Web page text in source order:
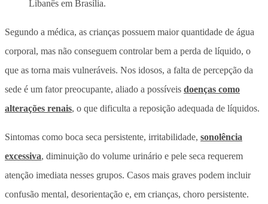
Libanês em Brasília.
Segundo a médica, as crianças possuem maior quantidade de água
corporal, mas não conseguem controlar bem a perda de líquido, o
que as torna mais vulneráveis. Nos idosos, a falta de percepção da
sede é um fator preocupante, aliado a possíveis doenças como
alterações renais, o que dificulta a reposição adequada de líquidos.
Sintomas como boca seca persistente, irritabilidade, sonolência
excessiva, diminuição do volume urinário e pele seca requerem
atenção imediata nesses grupos. Casos mais graves podem incluir
confusão mental, desorientação e, em crianças, choro persistente.